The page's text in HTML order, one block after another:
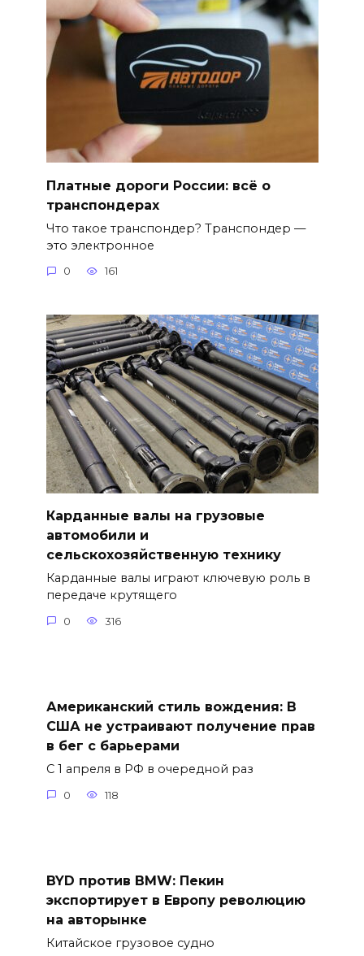
Платные дороги России: всё о
транспондерах
Что такое транспондер? Транспондер —
это электронное
0 161
Карданные валы на грузовые
автомобили и
сельскохозяйственную технику
Карданные валы играют ключевую роль в
передаче крутящего
0 316
Американский стиль вождения: В
США не устраивают получение прав
в бег с барьерами
С 1 апреля в РФ в очередной раз
0 118
BYD против BMW: Пекин
экспортирует в Европу революцию
на авторынке
Китайское грузовое судно